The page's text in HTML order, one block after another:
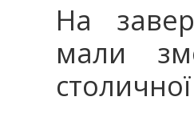
На
мали